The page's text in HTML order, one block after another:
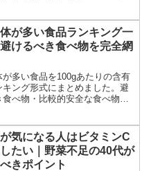
が多い食品ランキング一
けるべき食べ物を完全網
が多い食品を100gあたりの含有
キング形式にまとめました。避
食べ物・比較的安全な食べ物を
気になる人はビタミンC
たい｜野菜不足の40代が
きポイント